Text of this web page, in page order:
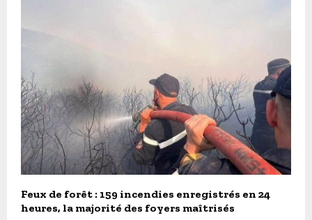
Feux de forêt : 159 incendies enregistrés en 24
heures, la majorité des foyers maîtrisés